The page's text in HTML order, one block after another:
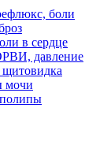
боли
в сердце
давление
щитовидка
мочи